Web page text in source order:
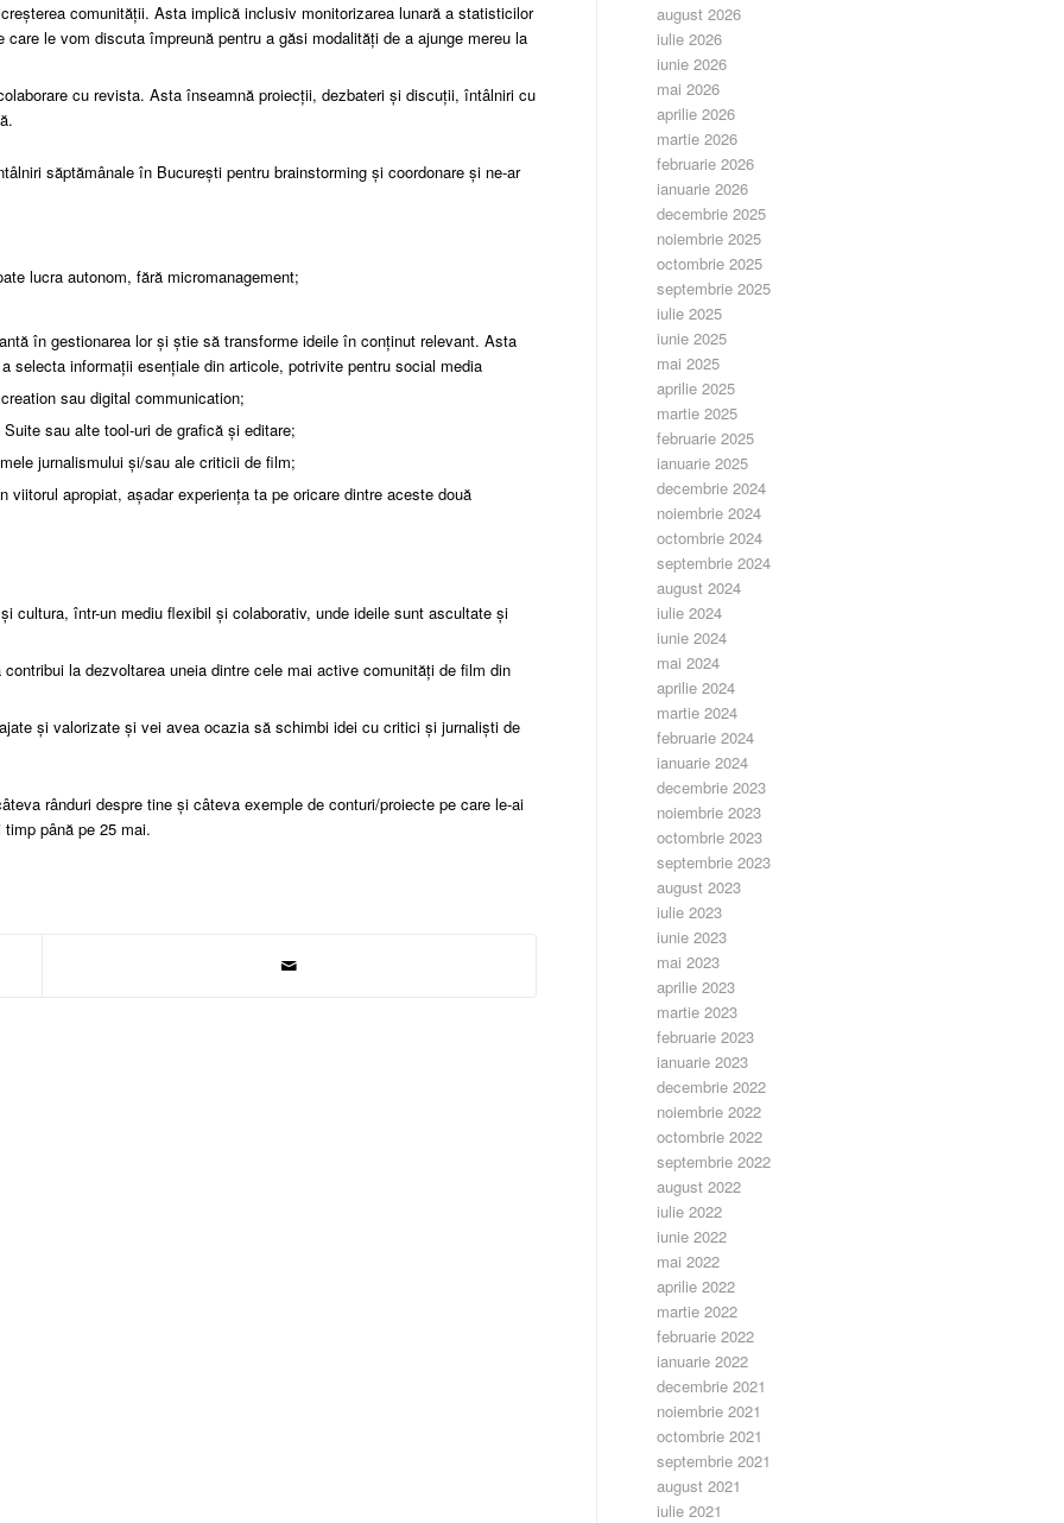
comunității. Asta implică inclusiv monitorizarea lunară a statisticilor
le vom discuta împreună pentru a găsi modalități de a ajunge mereu la
cu revista. Asta înseamnă proiecții, dezbateri și discuții, întâlniri cu
săptămânale în București pentru brainstorming și coordonare și ne-ar
lucra autonom, fără micromanagement;
în gestionarea lor și știe să transforme ideile în conținut relevant. Asta
selecta informații esențiale din articole, potrivite pentru social media
sau digital communication;
sau alte tool-uri de grafică și editare;
jurnalismului și/sau ale criticii de film;
apropiat, așadar experiența ta pe oricare dintre aceste două
cultura, într-un mediu flexibil și colaborativ, unde ideile sunt ascultate și
la dezvoltarea uneia dintre cele mai active comunități de film din
și valorizate și vei avea ocazia să schimbi idei cu critici și jurnaliști de
rânduri despre tine și câteva exemple de conturi/proiecte pe care le-ai
până pe 25 mai.
august 2026
iulie 2026
iunie 2026
mai 2026
aprilie 2026
martie 2026
februarie 2026
ianuarie 2026
decembrie 2025
noiembrie 2025
octombrie 2025
septembrie 2025
iulie 2025
iunie 2025
mai 2025
aprilie 2025
martie 2025
februarie 2025
ianuarie 2025
decembrie 2024
noiembrie 2024
octombrie 2024
septembrie 2024
august 2024
iulie 2024
iunie 2024
mai 2024
aprilie 2024
martie 2024
februarie 2024
ianuarie 2024
decembrie 2023
noiembrie 2023
octombrie 2023
septembrie 2023
august 2023
iulie 2023
iunie 2023
mai 2023
aprilie 2023
martie 2023
februarie 2023
ianuarie 2023
decembrie 2022
noiembrie 2022
octombrie 2022
septembrie 2022
august 2022
iulie 2022
iunie 2022
mai 2022
aprilie 2022
martie 2022
februarie 2022
ianuarie 2022
decembrie 2021
noiembrie 2021
octombrie 2021
septembrie 2021
august 2021
iulie 2021